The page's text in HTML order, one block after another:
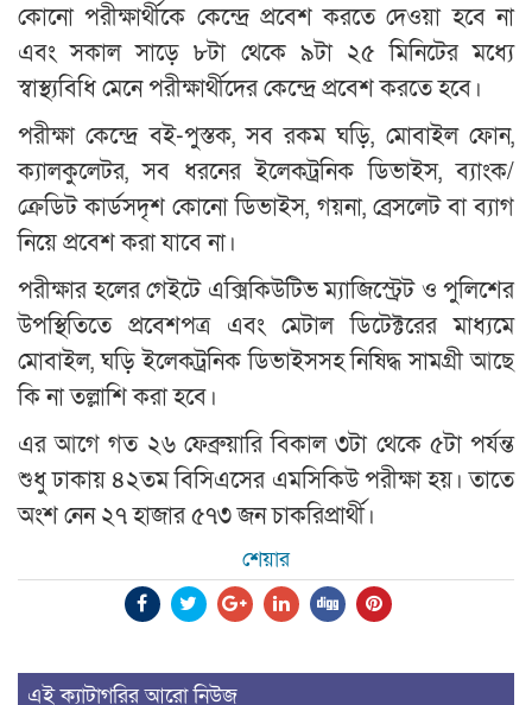
কোনো পরীক্ষার্থীকে কেন্দ্রে প্রবেশ করতে দেওয়া হবে না
এবং সকাল সাড়ে ৮টা থেকে ৯টা ২৫ মিনিটের মধ্যে
স্বাস্থ্যবিধি মেনে পরীক্ষার্থীদের কেন্দ্রে প্রবেশ করতে হবে।
পরীক্ষা কেন্দ্রে বই-পুস্তক, সব রকম ঘড়ি, মোবাইল ফোন,
ক্যালকুলেটর, সব ধরনের ইলেকট্রনিক ডিভাইস, ব্যাংক/
ক্রেডিট কার্ডসদৃশ কোনো ডিভাইস, গয়না, ব্রেসলেট বা ব্যাগ
নিয়ে প্রবেশ করা যাবে না।
পরীক্ষার হলের গেইটে এক্সিকিউটিভ ম্যাজিস্ট্রেট ও পুলিশের
উপস্থিতিতে প্রবেশপত্র এবং মেটাল ডিটেক্টরের মাধ্যমে
মোবাইল, ঘড়ি ইলেকট্রনিক ডিভাইসসহ নিষিদ্ধ সামগ্রী আছে
কি না তল্লাশি করা হবে।
এর আগে গত ২৬ ফেব্রুয়ারি বিকাল ৩টা থেকে ৫টা পর্যন্ত
শুধু ঢাকায় ৪২তম বিসিএসের এমসিকিউ পরীক্ষা হয়। তাতে
অংশ নেন ২৭ হাজার ৫৭৩ জন চাকরিপ্রার্থী।
শেয়ার
এই ক্যাটাগরির আরো নিউজ